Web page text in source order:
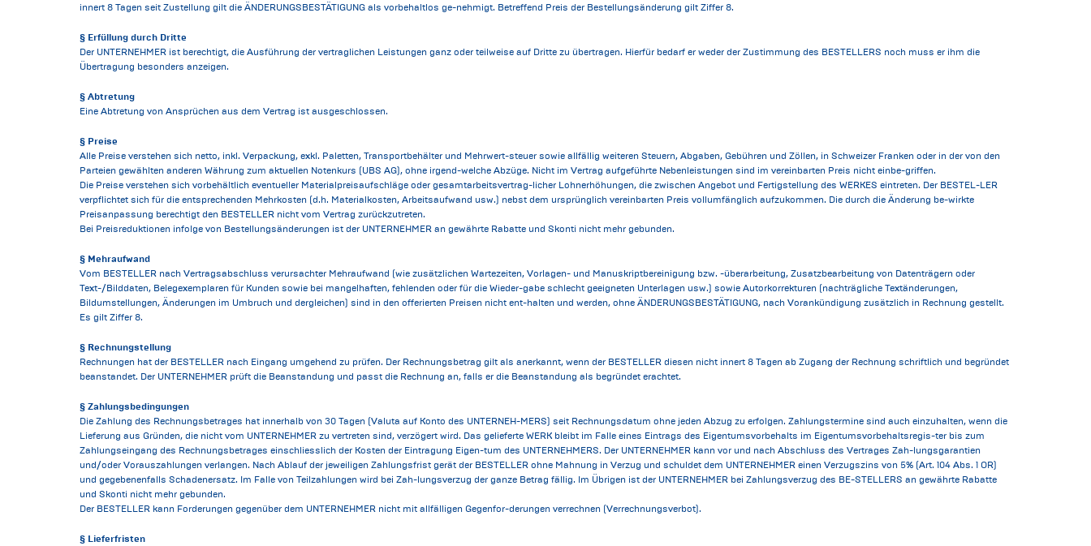
innert 8 Tagen seit Zustellung gilt die ÄNDERUNGSBESTÄTIGUNG als vorbehaltlos ge-nehmigt. Betreffend Preis der Bestellungsänderung gilt Ziffer 8.
§ Erfüllung durch Dritte
Der UNTERNEHMER ist berechtigt, die Ausführung der vertraglichen Leistungen ganz oder teilweise auf Dritte zu übertragen. Hierfür bedarf er weder der Zustimmung des BESTELLERS noch muss er ihm die
Übertragung besonders anzeigen.
§ Abtretung
Eine Abtretung von Ansprüchen aus dem Vertrag ist ausgeschlossen.
§ Preise
Alle Preise verstehen sich netto, inkl. Verpackung, exkl. Paletten, Transportbehälter und Mehrwert-steuer sowie allfällig weiteren Steuern, Abgaben, Gebühren und Zöllen, in Schweizer Franken oder in der von den
Parteien gewählten anderen Währung zum aktuellen Notenkurs (UBS AG), ohne irgend-welche Abzüge. Nicht im Vertrag aufgeführte Nebenleistungen sind im vereinbarten Preis nicht einbe-griffen.
Die Preise verstehen sich vorbehältlich eventueller Materialpreisaufschläge oder gesamtarbeitsvertrag-licher Lohnerhöhungen, die zwischen Angebot und Fertigstellung des WERKES eintreten. Der BESTEL-LER
verpflichtet sich für die entsprechenden Mehrkosten (d.h. Materialkosten, Arbeitsaufwand usw.) nebst dem ursprünglich vereinbarten Preis vollumfänglich aufzukommen. Die durch die Änderung be-wirkte
Preisanpassung berechtigt den BESTELLER nicht vom Vertrag zurückzutreten.
Bei Preisreduktionen infolge von Bestellungsänderungen ist der UNTERNEHMER an gewährte Rabatte und Skonti nicht mehr gebunden.
§ Mehraufwand
Vom BESTELLER nach Vertragsabschluss verursachter Mehraufwand (wie zusätzlichen Wartezeiten, Vorlagen- und Manuskriptbereinigung bzw. -überarbeitung, Zusatzbearbeitung von Datenträgern oder
Text-/Bilddaten, Belegexemplaren für Kunden sowie bei mangelhaften, fehlenden oder für die Wieder-gabe schlecht geeigneten Unterlagen usw.) sowie Autorkorrekturen (nachträgliche Textänderungen,
Bildumstellungen, Änderungen im Umbruch und dergleichen) sind in den offerierten Preisen nicht ent-halten und werden, ohne ÄNDERUNGSBESTÄTIGUNG, nach Vorankündigung zusätzlich in Rechnung gestellt.
Es gilt Ziffer 8.
§ Rechnungstellung
Rechnungen hat der BESTELLER nach Eingang umgehend zu prüfen. Der Rechnungsbetrag gilt als anerkannt, wenn der BESTELLER diesen nicht innert 8 Tagen ab Zugang der Rechnung schriftlich und begründet
beanstandet. Der UNTERNEHMER prüft die Beanstandung und passt die Rechnung an, falls er die Beanstandung als begründet erachtet.
§ Zahlungsbedingungen
Die Zahlung des Rechnungsbetrages hat innerhalb von 30 Tagen (Valuta auf Konto des UNTERNEH-MERS) seit Rechnungsdatum ohne jeden Abzug zu erfolgen. Zahlungstermine sind auch einzuhalten, wenn die
Lieferung aus Gründen, die nicht vom UNTERNEHMER zu vertreten sind, verzögert wird. Das gelieferte WERK bleibt im Falle eines Eintrags des Eigentumsvorbehalts im Eigentumsvorbehaltsregis-ter bis zum
Zahlungseingang des Rechnungsbetrages einschliesslich der Kosten der Eintragung Eigen-tum des UNTERNEHMERS. Der UNTERNEHMER kann vor und nach Abschluss des Vertrages Zah-lungsgarantien
und/oder Vorauszahlungen verlangen. Nach Ablauf der jeweiligen Zahlungsfrist gerät der BESTELLER ohne Mahnung in Verzug und schuldet dem UNTERNEHMER einen Verzugszins von 5% (Art. 104 Abs. 1 OR)
und gegebenenfalls Schadenersatz. Im Falle von Teilzahlungen wird bei Zah-lungsverzug der ganze Betrag fällig. Im Übrigen ist der UNTERNEHMER bei Zahlungsverzug des BE-STELLERS an gewährte Rabatte
und Skonti nicht mehr gebunden.
Der BESTELLER kann Forderungen gegenüber dem UNTERNEHMER nicht mit allfälligen Gegenfor-derungen verrechnen (Verrechnungsverbot).
§ Lieferfristen